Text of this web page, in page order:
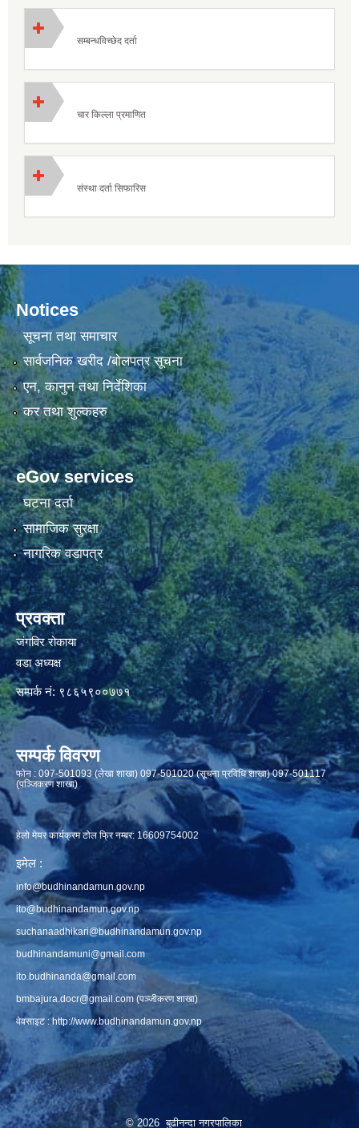
सम्बन्धविच्छेद दर्ता
चार किल्ला प्रमाणित
संस्था दर्ता सिफारिस
Notices
सूचना तथा समाचार
सार्वजनिक खरीद /बोलपत्र सूचना
एन, कानुन तथा निर्देशिका
कर तथा शुल्कहरु
eGov services
घटना दर्ता
सामाजिक सुरक्षा
नागरिक वडापत्र
प्रवक्ता
जंगविर रोकाया
वडा अध्यक्ष
सम्पर्क नं: ९८६५९००७७१
सम्पर्क विवरण
फाेन : 097-501093 (लेखा शाखा) 097-501020 (सूचना प्रविधि शाखा) 097-501117
(पञ्जिकरण शाखा)
हेलो मेयर कार्यक्रम टोल फ्रि नम्बर: 16609754002
इमेल :
info@budhinandamun.gov.np
ito@budhinandamun.gov.np
suchanaadhikari@budhinandamun.gov.np
budhinandamuni@gmail.com
ito.budhinanda@gmail.com
bmbajura.docr@gmail.com (पञ्जीकरण शाखा)
वेवसाइट : http://www.budhinandamun.gov.np
© 2026 बुढीनन्दा नगरपालिका